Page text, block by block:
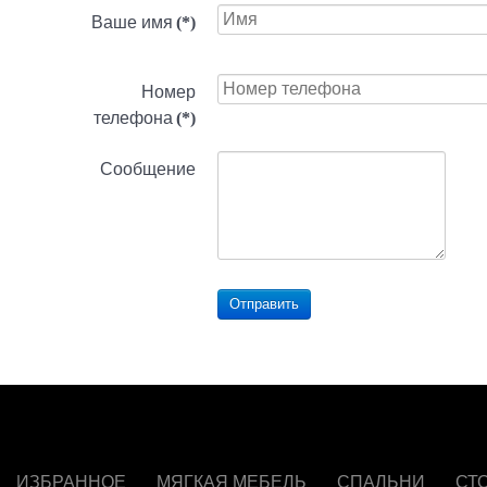
Ваше имя (*)
Номер
телефона (*)
Сообщение
Отправить
ИЗБРАННОЕ МЯГКАЯ МЕБЕЛЬ СПАЛЬНИ